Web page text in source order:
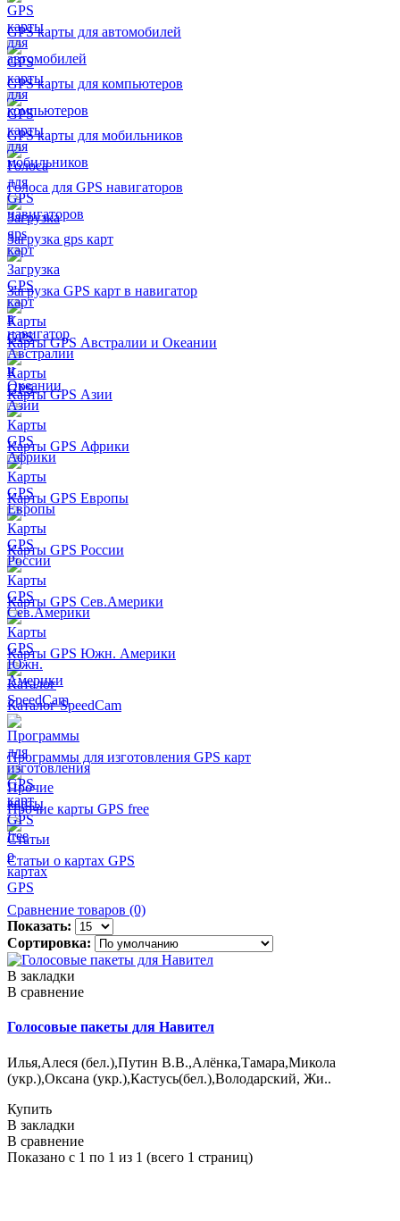
GPS карты для автомобилей
GPS карты для компьютеров
GPS карты для мобильников
Голоса для GPS навигаторов
Загрузка gps карт
Загрузка GPS карт в навигатор
Карты GPS Австралии и Океании
Карты GPS Азии
Карты GPS Африки
Карты GPS Европы
Карты GPS России
Карты GPS Сев.Америки
Карты GPS Южн. Америки
Каталог SpeedCam
Программы для изготовления GPS карт
Прочие карты GPS free
Статьи о картах GPS
Сравнение товаров (0)
Показать:
Сортировка:
В закладки
В сравнение
Голосовые пакеты для Навител
Илья,Алеся (бел.),Путин В.В.,Алёнка,Тамара,Микола
(укр.),Оксана (укр.),Кастусь(бел.),Володарский, Жи..
Купить
В закладки
В сравнение
Показано с 1 по 1 из 1 (всего 1 страниц)